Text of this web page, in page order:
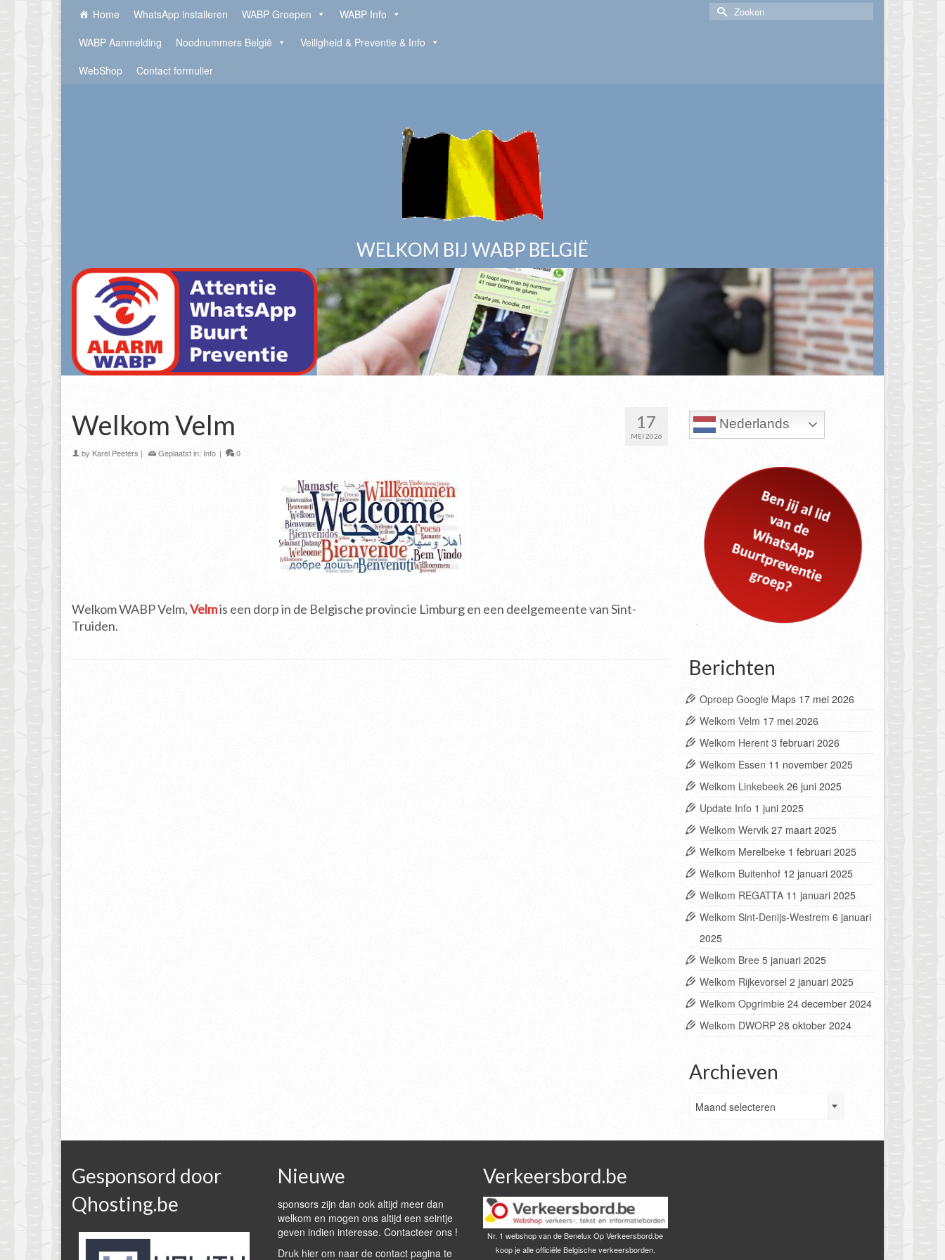
Home WhatsApp installeren WABP Groepen
WABP Info
WABP Aanmelding
Noodnummers België
Veiligheid & Preventie & Info
WebShop
Contact formulier
Zoek
WELKOM BIJ WABP BELGIË
17
MEI 2026
Welkom Velm
by Karel Peeters | Geplaatst in: Info | 0
Welkom WABP Velm,Velmis een dorp in de Belgische provincie Limburg en een deelgemeente van Sint-
Truiden.
Nederlands
Berichten
Oproep Google Maps 17 mei 2026
Welkom Velm 17 mei 2026
Welkom Herent 3 februari 2026
Welkom Essen 11 november 2025
Welkom Linkebeek 26 juni 2025
Update Info 1 juni 2025
Welkom Wervik 27 maart 2025
Welkom Merelbeke 1 februari 2025
Welkom Buitenhof 12 januari 2025
Welkom REGATTA 11 januari 2025
Welkom Sint-Denijs-Westrem 6 januari
2025
Welkom Bree 5 januari 2025
Welkom Rijkevorsel 2 januari 2025
Welkom Opgrimbie 24 december 2024
Welkom DWORP 28 oktober 2024
Archieven
Maand selecteren
Gesponsord door
Qhosting.be
Nieuwe
sponsors zijn dan ook altijd meer dan
welkom en mogen ons altijd een seintje
geven indien interesse. Contacteer ons !
Druk hier om naar de contact pagina te
Verkeersbord.be
Nr. 1 webshop van de Benelux Op Verkeersbord.be
koop je alle officiële Belgische verkeersborden.